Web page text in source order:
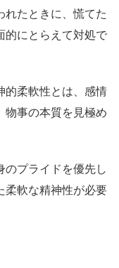
れたときに、慌てた
的にとらえて対処で
的柔軟性とは、感情
物事の本質を見極め
のプライドを優先し
柔軟な精神性が必要